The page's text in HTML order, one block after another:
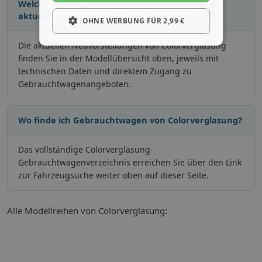
Welche neuen Colorverglasung-Modelle gibt es
aktuell?
Die aktuellen Neuvorstellungen von Colorverglasung
finden Sie in der Modellübersicht oben, jeweils mit
technischen Daten und direktem Zugang zu
Gebrauchtwagenangeboten.
Wo finde ich Gebrauchtwagen von Colorverglasung?
Das vollständige Colorverglasung-
Gebrauchtwagenverzeichnis erreichen Sie über den Link
zur Fahrzeugsuche weiter oben auf dieser Seite.
Alle Modellreihen von Colorverglasung:
OHNE WERBUNG FÜR 2,99 €